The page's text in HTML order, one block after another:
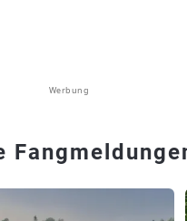
Werbung